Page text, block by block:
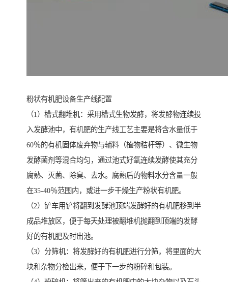
粉状有机肥设备生产线配置
（1）槽式翻堆机：采用槽式生物发酵，将发酵物连续投
入发酵池中，有机肥的生产线工艺主要是将含水量低于
60％的有机固体废弃物与辅料（植物秸杆等）、微生物
发酵菌剂等混合均匀，通过池式好氧连续发酵使其充分
腐熟、灭菌、除臭、去水。腐熟后的物料水分含量一般
在35-40％范围内，或进一步干燥生产粉状有机肥。
（2）铲车用铲将翻到发酵池顶端发酵好的有机肥移到半
成品堆放区，便于每天处理被翻堆机抛翻到顶端的发酵
好的有机肥及时出池。
（3）分筛机：将发酵好的有机肥进行分筛，将里面的大
块和杂物分检出来，便于下一步的粉碎和包装。